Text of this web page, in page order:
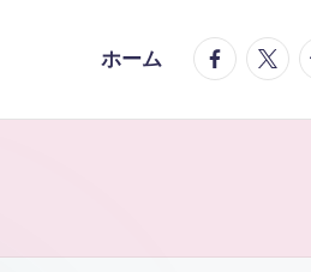
ホーム